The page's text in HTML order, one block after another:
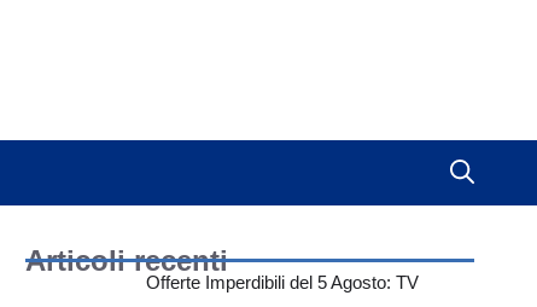
Articoli recenti
Offerte Imperdibili del 5 Agosto: TV